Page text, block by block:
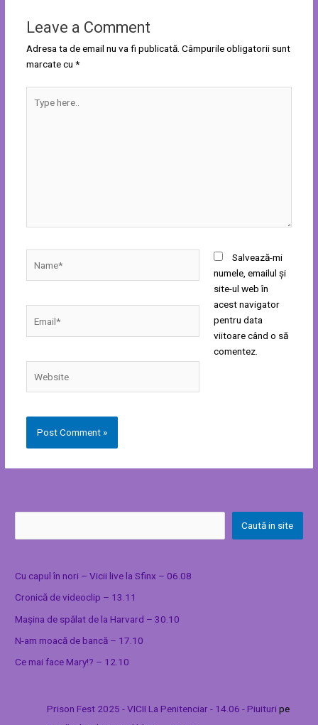
Leave a Comment
Adresa ta de email nu va fi publicată. Câmpurile obligatorii sunt
marcate cu *
here..
Salvează-mi
numele, emailul și
site-ul web în
acest navigator
pentru data
viitoare când o să
comentez.
Caută in site
Cu capul în nori – Vicii live la Sfinx – 06.08
Cronică de videoclip – 13.11
Mașina de spălat de la Harvard – 30.10
N-am moacă de bancă – 17.10
Ce mai face Mary!? – 12.10
Prison Fest 2025 - VICII La Penitenciar - 14.06 - Piuituripe